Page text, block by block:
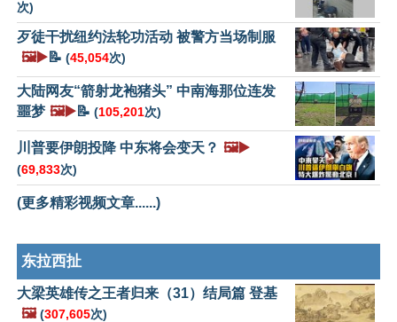
次)
歹徒干扰纽约法轮功活动 被警方当场制服
🖼️▶️📝 (45,054次)
大陆网友“箭射龙袍猪头” 中南海那位连发
噩梦 🖼️▶️📝 (105,201次)
川普要伊朗投降 中东将会变天？ 🖼️▶️
(69,833次)
(更多精彩视频文章......)
东拉西扯
大梁英雄传之王者归来（31）结局篇 登基
🖼️ (307,605次)